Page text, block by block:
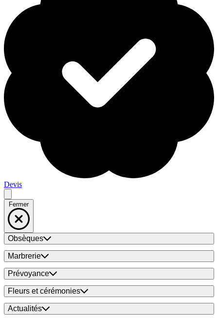
Devis
Fermer
Obsèques
Marbrerie
Prévoyance
Fleurs et cérémonies
Actualités